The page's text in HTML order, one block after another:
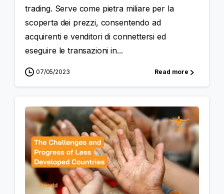
trading. Serve come pietra miliare per la
scoperta dei prezzi, consentendo ad
acquirenti e venditori di connettersi ed
eseguire le transazioni in...
07/05/2023 Read more